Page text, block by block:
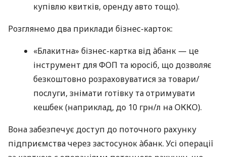
купівлю квитків, оренду авто тощо).
Розглянемо два приклади бізнес-карток:
«Блакитна» бізнес-картка від àбанк — це
інструмент для ФОП та юросіб, що дозволяє
безкоштовно розраховуватися за товари/
послуги, знімати готівку та отримувати
кешбек (наприклад, до 10 грн/л на ОККО).
Вона забезпечує доступ до поточного рахунку
підприємства через застосунок àбанк. Усі операції